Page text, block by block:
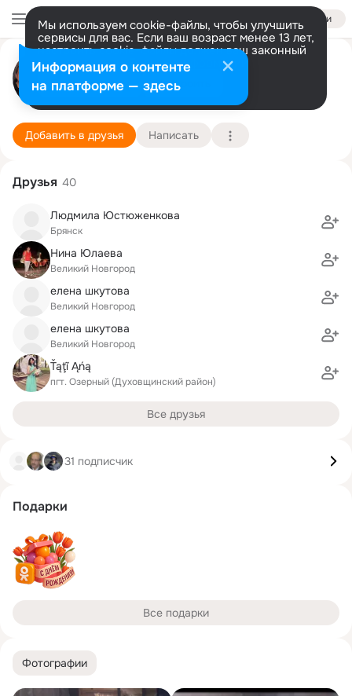
Войти
Мы используем cookie-файлы, чтобы улучшить
сервисы для вас. Если ваш возраст менее 13 лет,
настроить cookie-файлы должен ваш законный
представитель. Больше информации
Разрешить все Настроить
Наталия Рябыкина
Великий Новгород
Подробнее
Добавить в друзья Написать
Фотографии
Друзья 40
Людмила Юстюженкова
Брянск
Нина Юлаева
Великий Новгород
елена шкутова
Великий Новгород
елена шкутова
Великий Новгород
Ťąţĩ Ąńą
пгт. Озерный (Духовщинский район)
Все друзья
31 подписчик
Подарки
Все подарки
Информация о контенте
на платформе — здесь